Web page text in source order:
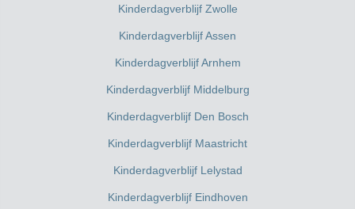
Kinderdagverblijf Zwolle
Kinderdagverblijf Assen
Kinderdagverblijf Arnhem
Kinderdagverblijf Middelburg
Kinderdagverblijf Den Bosch
Kinderdagverblijf Maastricht
Kinderdagverblijf Lelystad
Kinderdagverblijf Eindhoven